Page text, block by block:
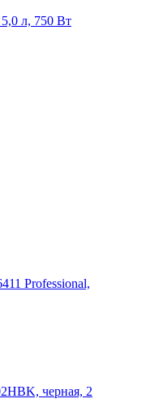
л, 750 Вт
Professional,
черная, 2